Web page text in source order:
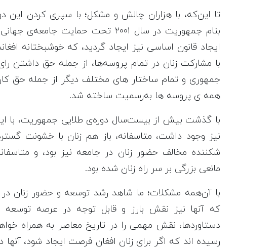
تا این‌که، با هزاران چالش و مشکل؛ با سپری کردن این
بنام جمهوریت در سال ۲۰۰۱ تحت حمایت
ایجاد قانون اساسی نیز ایجاد گردید، که خوشبختانه
با مشارکت زنان در تمام پروسه‌ها، از جمله حق داشتن
جمهوری و تمام ساختار های مختلف دیگر از جمله حق
همه ی پروسه ها به‌رسمیت ساخته شد.
با گذشت بیش از بیست‌سال دوره‌ی طلایی جمهوریت، با
نیز وجود داشت، متاسفانه، باز هم زنان با خشونت
شکننده مخالف حضور زنان در جامعه نیز بود، و
مانعی بزرگی بر سر راه زنان شده بود.
با آن‌همه مشکلات؛ ما شاهد رشد توسعه و حضور زنان
که آنها نیز نقش بارز و قابل توجه در عرصه
دستاورد‌ها، نقش مهمی را در تاریخ معاصر به همراه
رسیده اند که اگر برای زنان افغان فرصت ایجاد شود،